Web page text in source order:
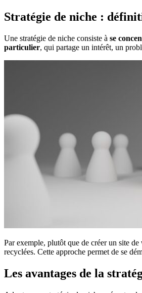
Stratégie de niche :
Une stratégie de niche consiste à se
particulier, qui partage un intérêt, un
Par exemple, plutôt que de créer un site
recyclées. Cette approche permet de se
Les avantages de la